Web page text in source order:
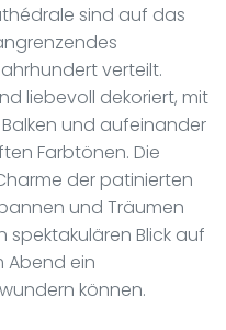
sind auf das
verteilt.
liebevoll dekoriert, mit
und aufeinander
Farbtönen. Die
der patinierten
und Träumen
spektakulären Blick auf
Abend ein
können.